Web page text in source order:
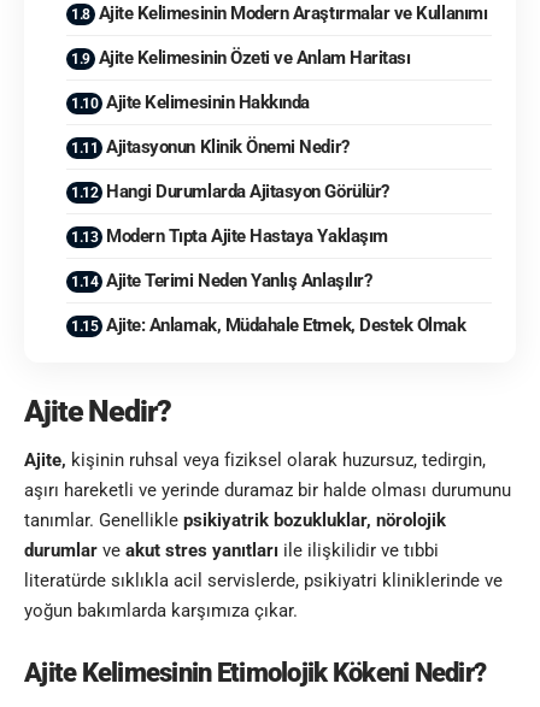
Ajite Kelimesinin Modern Araştırmalar ve Kullanımı
Ajite Kelimesinin Özeti ve Anlam Haritası
Ajite Kelimesinin Hakkında
Ajitasyonun Klinik Önemi Nedir?
Hangi Durumlarda Ajitasyon Görülür?
Modern Tıpta Ajite Hastaya Yaklaşım
Ajite Terimi Neden Yanlış Anlaşılır?
Ajite: Anlamak, Müdahale Etmek, Destek Olmak
Ajite Nedir?
Ajite, kişinin ruhsal veya fiziksel olarak huzursuz, tedirgin,
aşırı hareketli ve yerinde duramaz bir halde olması durumunu
tanımlar. Genellikle psikiyatrik bozukluklar, nörolojik
durumlar ve akut stres yanıtları ile ilişkilidir ve tıbbi
literatürde sıklıkla acil servislerde, psikiyatri kliniklerinde ve
yoğun bakımlarda karşımıza çıkar.
Ajite Kelimesinin Etimolojik Kökeni Nedir?